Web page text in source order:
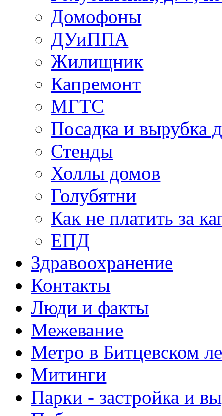
Домофоны
ДУиППА
Жилищник
Капремонт
МГТС
Посадка и вырубка
Стенды
Холлы домов
Голубятни
Как не платить за
ЕПД
Здравоохранение
Контакты
Люди и факты
Межевание
Метро в Битцевском
Митинги
Парки - застройка и